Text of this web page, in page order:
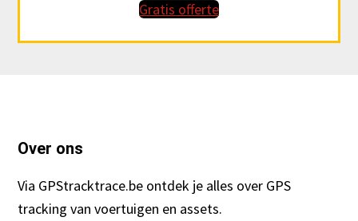
Gratis offerte
Footer
Over ons
Via GPStracktrace.be ontdek je alles over GPS
tracking van voertuigen en assets.